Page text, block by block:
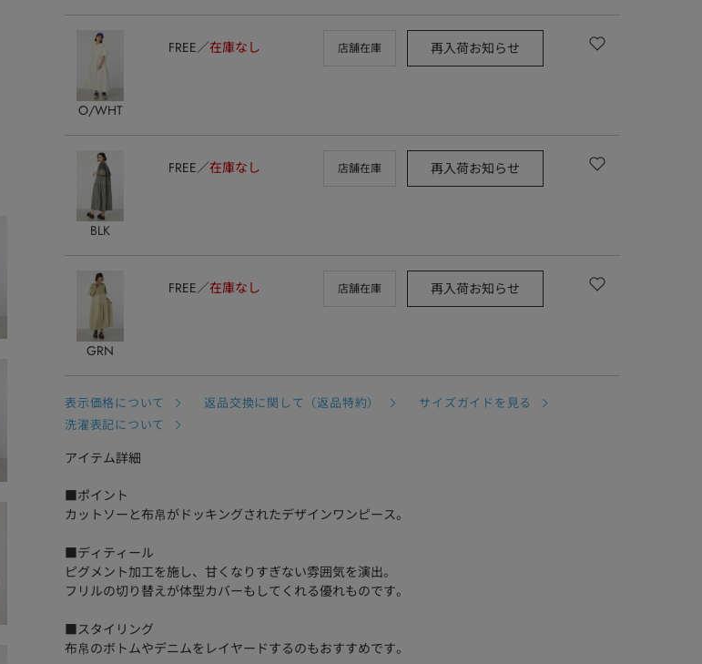
O/WHT
FREE 在庫なし 店舗在庫 再入荷お知らせ
BLK
FREE 在庫なし 店舗在庫 再入荷お知らせ
GRN
FREE 在庫なし 店舗在庫 再入荷お知らせ
表示価格について 返品交換に関して（返品特約）
サイズガイドを見る
洗濯表記について
アイテム詳細
■ポイント
カットソーと布帛がドッキングされたデザインワンピース。
■ディティール
ピグメント加工を施し、甘くなりすぎない雰囲気を演出。
フリルの切り替えが体型カバーもしてくれる優れものです。
■スタイリング
布帛のボトムやデニムをレイヤードするのもおすすめです。